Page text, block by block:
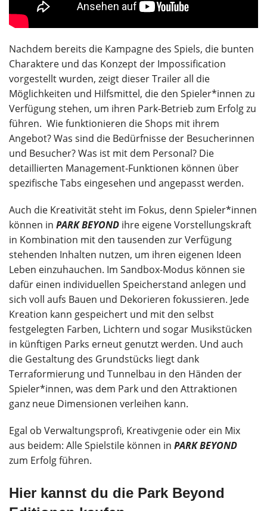
Nachdem bereits die Kampagne des Spiels, die bunten
Charaktere und das Konzept der Impossification
vorgestellt wurden, zeigt dieser Trailer all die
Möglichkeiten und Hilfsmittel, die den Spieler*innen zu
Verfügung stehen, um ihren Park-Betrieb zum Erfolg zu
führen. Wie funktionieren die Shops mit ihrem
Angebot? Was sind die Bedürfnisse der Besucherinnen
und Besucher? Was ist mit dem Personal? Die
detaillierten Management-Funktionen können über
spezifische Tabs eingesehen und angepasst werden.
Auch die Kreativität steht im Fokus, denn Spieler*innen
können in PARK BEYOND ihre eigene Vorstellungskraft
in Kombination mit den tausenden zur Verfügung
stehenden Inhalten nutzen, um ihren eigenen Ideen
Leben einzuhauchen. Im Sandbox-Modus können sie
dafür einen individuellen Speicherstand anlegen und
sich voll aufs Bauen und Dekorieren fokussieren. Jede
Kreation kann gespeichert und mit den selbst
festgelegten Farben, Lichtern und sogar Musikstücken
in künftigen Parks erneut genutzt werden. Und auch
die Gestaltung des Grundstücks liegt dank
Terraformierung und Tunnelbau in den Händen der
Spieler*innen, was dem Park und den Attraktionen
ganz neue Dimensionen verleihen kann.
Egal ob Verwaltungsprofi, Kreativgenie oder ein Mix
aus beidem: Alle Spielstile können in PARK BEYOND
zum Erfolg führen.
Hier kannst du die Park Beyond